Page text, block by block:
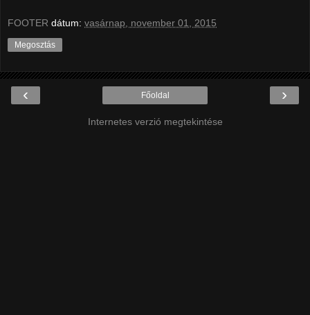
FOOTER dátum: vasárnap, november 01, 2015
Megosztás
‹ ›
Főoldal
Internetes verzió megtekintése